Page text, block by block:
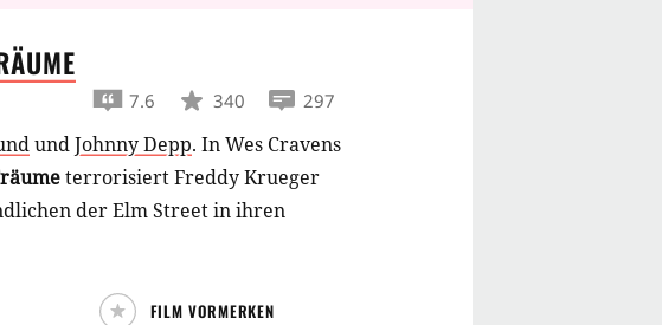
7.6 340 297
undJohnny Depp. In Wes Cravens
terrorisiert Freddy Krueger
der Elm Street in ihren
FILM VORMERKEN